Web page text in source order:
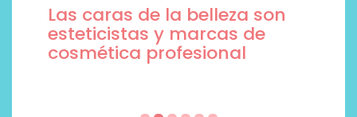
Las caras de la belleza son
esteticistas y marcas de
cosmética profesional